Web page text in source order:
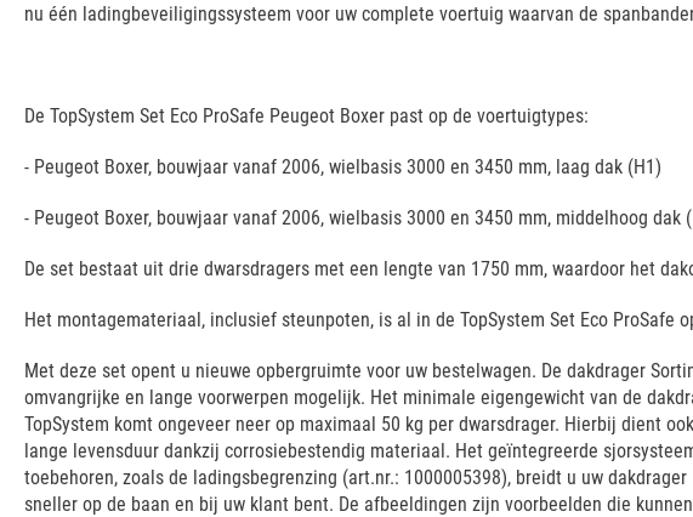
nu één ladingbeveiligingssysteem voor uw complete voertuig waarvan de
De TopSystem Set Eco ProSafe Peugeot Boxer past op de voertuigtypes:
- Peugeot Boxer, bouwjaar vanaf 2006, wielbasis 3000 en 3450 mm, laag dak (H1)
- Peugeot Boxer, bouwjaar vanaf 2006, wielbasis 3000 en 3450 mm, middelhoog dak
De set bestaat uit drie dwarsdragers met een lengte van 1750 mm, waardoor het
Het montagemateriaal, inclusief steunpoten, is al in de TopSystem Set Eco ProSafe
Met deze set opent u nieuwe opbergruimte voor uw bestelwagen. De dakdrager
omvangrijke en lange voorwerpen mogelijk. Het minimale eigengewicht van de
TopSystem komt ongeveer neer op maximaal 50 kg per dwarsdrager. Hierbij dient
lange levensduur dankzij corrosiebestendig materiaal. Het geïntegreerde
toebehoren, zoals de ladingsbegrenzing (art.nr.: 1000005398), breidt u uw
sneller op de baan en bij uw klant bent. De afbeeldingen zijn voorbeelden die